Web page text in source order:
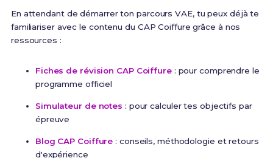
En attendant de démarrer ton parcours VAE, tu peux déjà te
familiariser avec le contenu du CAP Coiffure grâce à nos
ressources :
Fiches de révision CAP Coiffure: pour comprendre le
programme officiel
Simulateur de notes : pour calculer tes objectifs par
épreuve
Blog CAP Coiffure : conseils, méthodologie et retours
d'expérience